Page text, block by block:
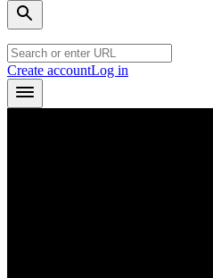
Create accountLog in